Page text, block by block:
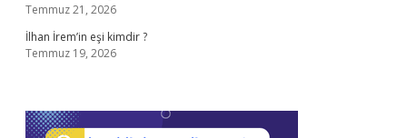
Temmuz 21, 2026
İlhan İrem’in eşi kimdir ?
Temmuz 19, 2026